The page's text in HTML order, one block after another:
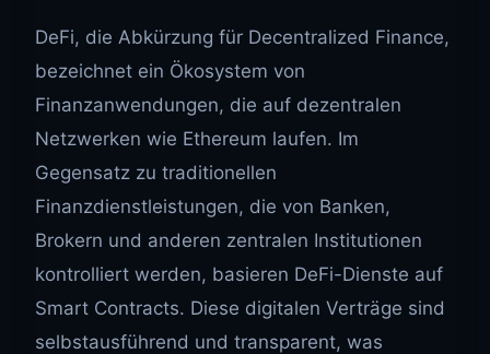
DeFi, die Abkürzung für Decentralized Finance,
bezeichnet ein Ökosystem von
Finanzanwendungen, die auf dezentralen
Netzwerken wie Ethereum laufen. Im
Gegensatz zu traditionellen
Finanzdienstleistungen, die von Banken,
Brokern und anderen zentralen Institutionen
kontrolliert werden, basieren DeFi-Dienste auf
Smart Contracts. Diese digitalen Verträge sind
selbstausführend und transparent, was